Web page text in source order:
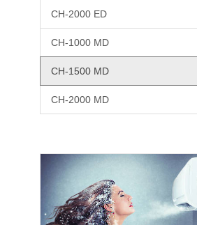
CH-2000 ED
СH-1000 MD
СH-1500 MD
СH-2000 MD